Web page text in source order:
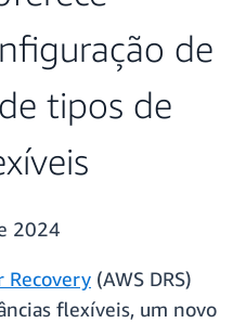
de
tipos de
2024
Recovery (AWS DRS)
flexíveis, um novo